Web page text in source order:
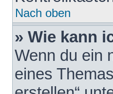
Nach oben
» Wie kann
Wenn du ein
eines